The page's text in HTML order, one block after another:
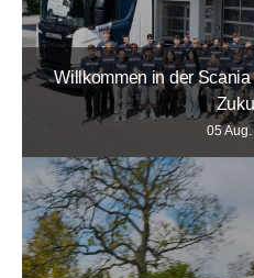
Willkommen in der
05